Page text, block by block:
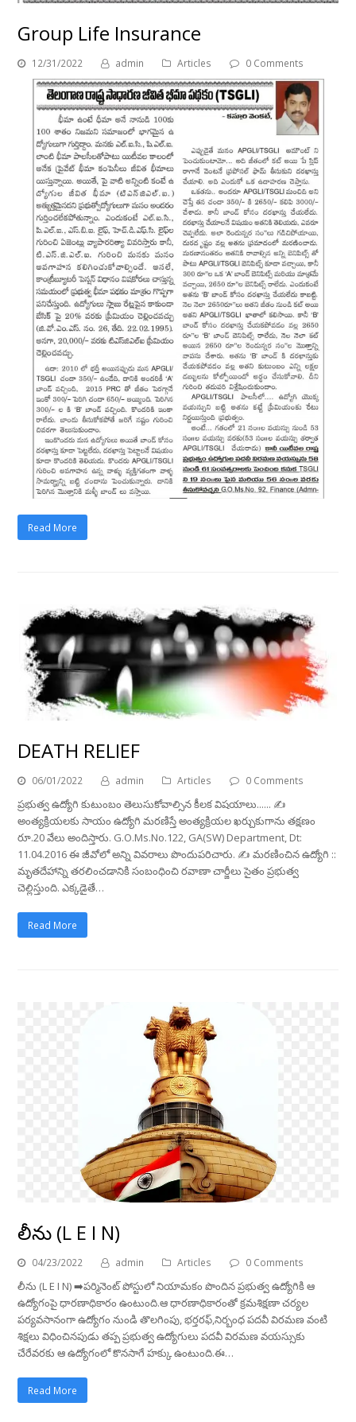
Group Life Insurance
12/31/2022 admin Articles 0 Comments
Read More
DEATH RELIEF
06/01/2022 admin Articles 0 Comments
ప్రభుత్వ ఉద్యోగి కుటుంబం తెలుసుకోవాల్సిన కీలక విషయాలు...... ✍
అంత్యక్రియలకు సాయం ఉద్యోగి మరణిస్తే అంత్యక్రియల ఖర్చుకుగాను తక్షణం
రూ.20 వేలు అందిస్తారు. G.O.Ms.No.122, GA(SW) Department, Dt:
11.04.2016 ఈ జీవోలో అన్ని వివరాలు పొందుపరిచారు. ✍ మరణించిన ఉద్యోగి ::
మృతదేహాన్ని తరలించడానికి సంబంధించి రవాణా చార్జీలు సైతం ప్రభుత్వ
చెల్లిస్తుంది. ఎక్కడైతే…
Read More
లీను (L E I N)
04/23/2022 admin Articles 0 Comments
లీను (L E I N) ➡️పర్మినెంట్ పోస్టులో నియామకం పొందిన ప్రభుత్వ ఉద్యోగికి ఆ
ఉద్యోగంపై ధారణాధికారం ఉంటుంది.ఆ ధారణాధికారంతో క్రమశిక్షణా చర్యల
పర్యవసానంగా ఉద్యోగం నుండి తొలగింపు, భర్తరఫ్,నిర్బంధ పదవీ విరమణ వంటి
శిక్షలు విధించినపుడు తప్ప ప్రభుత్వ ఉద్యోగులు పదవీ విరమణ వయస్సుకు
చేరేవరకు ఆ ఉద్యోగంలో కొనసాగే హక్కు ఉంటుంది.ఈ…
Read More